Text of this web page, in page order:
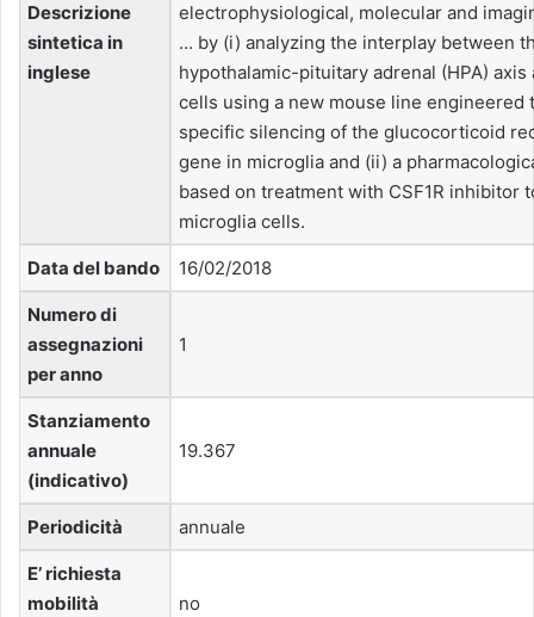
Descrizione
sintetica in
inglese
electrophysiological, molecular and
… by (i) analyzing the interplay between
hypothalamic-pituitary adrenal (HPA) axis
cells using a new mouse line engineered
specific silencing of the glucocorticoid
gene in microglia and (ii) a
based on treatment with CSF1R inhibitor
microglia cells.
Data del bando 16/02/2018
Numero di
assegnazioni
per anno
1
Stanziamento
annuale
(indicativo)
19.367
Periodicità annuale
E’ richiesta
mobilità
no